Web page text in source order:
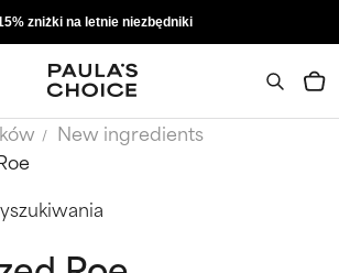
zniżki na letnie niezbędniki
New ingredients